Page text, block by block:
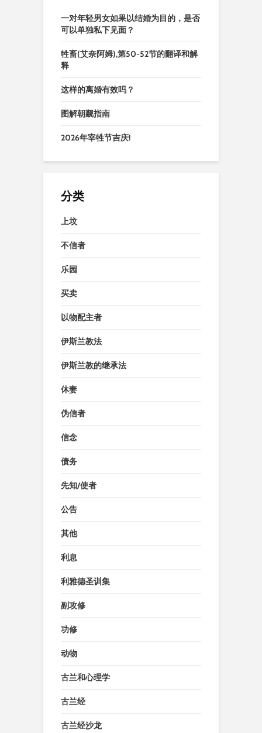
一对年轻男女如果以结婚为目的，是否
可以单独私下见面？
牲畜(艾奈阿姆),第50-52节的翻译和解
释
这样的离婚有效吗？
图解朝觐指南
2026年宰牲节吉庆!
分类
上坟
不信者
乐园
买卖
以物配主者
伊斯兰教法
伊斯兰教的继承法
休妻
伪信者
信念
债务
先知/使者
公告
其他
利息
利雅德圣训集
副攻修
功修
动物
古兰和心理学
古兰经
古兰经沙龙